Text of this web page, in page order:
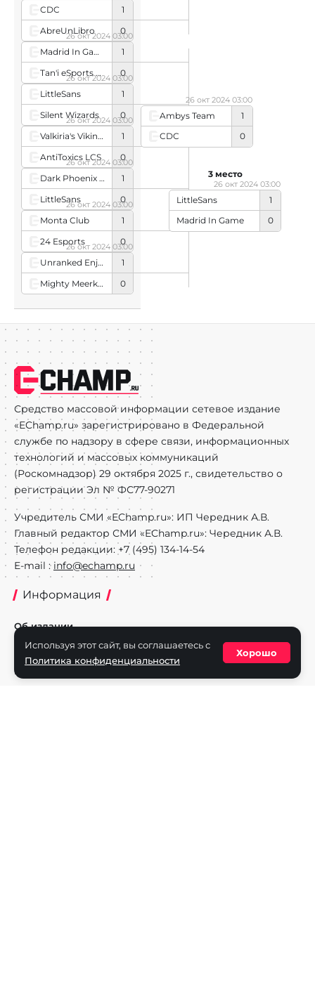
CDC
1
AbreUnLibro
0
Madrid In Game
1
Tan'i eSports Academy
0
26 окт 2024 03:00
LittleSans
1
Silent Wizards
0
26 окт 2024 03:00
Valkiria's Vikings
1
AntiToxics LCS
0
26 окт 2024 03:00
Dark Phoenix Esports
1
LittleSans
0
26 окт 2024 03:00
Monta Club
1
24 Esports
0
26 окт 2024 03:00
Unranked Enjoyers
1
Mighty Meerkats
0
26 окт 2024 03:00
Ambys Team
1
CDC
0
26 окт 2024 03:00
LittleSans
1
Madrid In Game
0
26 окт 2024 03:00
3 место
Средство массовой информации сетевое издание
«EChamp.ru» зарегистрировано в Федеральной
службе по надзору в сфере связи, информационных
технологий и массовых коммуникаций
(Роскомнадзор) 29 октября 2025 г., свидетельство о
регистрации Эл № ФС77-90271
Учредитель СМИ «EChamp.ru»: ИП Чередник А.В.
Главный редактор СМИ «EChamp.ru»: Чередник А.В.
Телефон редакции: +7 (495) 134-14-54
E-mail : info@echamp.ru
Информация
Об издании
Реклама на портале
Политика конфиденциальности
Используя этот сайт, вы соглашаетесь с
Политика конфиденциальности
Хорошо